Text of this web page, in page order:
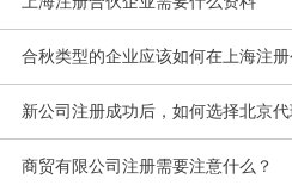
合秋类型的企业应该如何在上海注册
新公司注册成功后，如何选择北京代
商贸有限公司注册需要注意什么？